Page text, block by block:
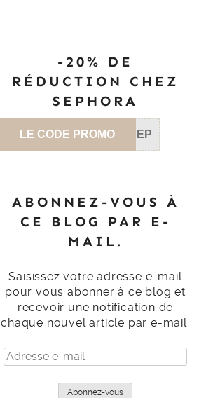
-20% DE
RÉDUCTION CHEZ
SEPHORA
LE CODE PROMO SEP
ABONNEZ-VOUS À
CE BLOG PAR E-
MAIL.
Saisissez votre adresse e-mail
pour vous abonner à ce blog et
recevoir une notification de
chaque nouvel article par e-mail.
Adresse
e-
Abonnez-vous